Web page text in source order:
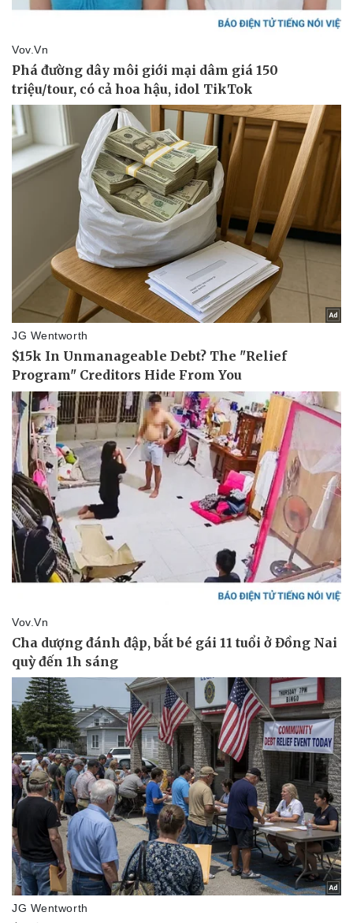
Doanh nghiệp
Thông tin doanh nghiệp
Doanh nghiệp 24h
Vì cộng đồng
Công nghệ
Sành điệu
Tin Công nghệ
Trải nghiệm
Chuyển đổi số
Sức khỏe
Dinh dưỡng - món ngon
Cây thuốc
Sản phụ khoa
Nhi khoa
Nam khoa
Làm đẹp - giảm cân
Phòng mạch online
Ăn sạch sống khỏe
Đời sống
Nhà đẹp
Blog
Tình yêu - Gia đình